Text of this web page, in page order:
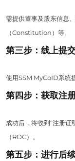
需提供董事及股东信息
（Constitution）等。
第三步：线上提
使用SSM MyCoID系统
第四步：获取注
成功后，将收到“注册
（ROC）。
第五步：进行后